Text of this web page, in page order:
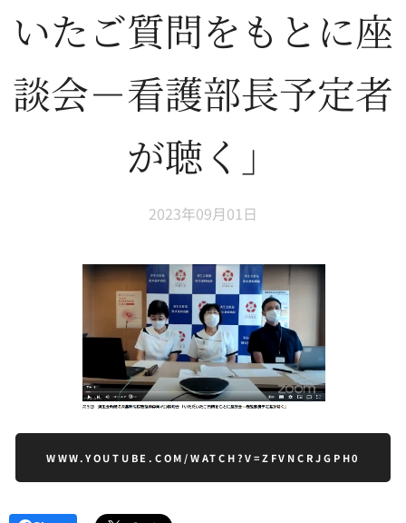
いたご質問をもとに座
談会－看護部長予定者
が聴く」
2023年09月01日
WWW.YOUTUBE.COM/WATCH?V=ZFVNCRJGPH0